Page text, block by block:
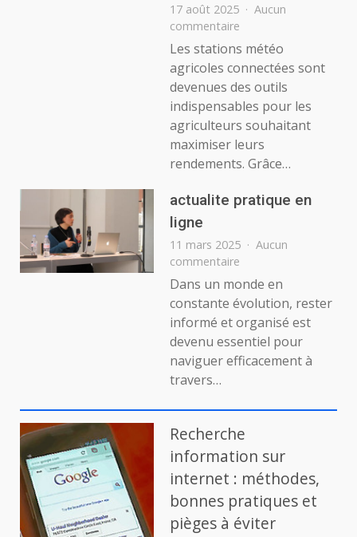
bien-
17 août 2025
Aucun
commentaire
Comment
une
station
météo
agricole
connectée
optimise
les
Les stations météo
agricoles connectées sont
devenues des outils
indispensables pour les
agriculteurs souhaitant
maximiser leurs
rendements. Grâce…
actualite pratique en
ligne
11 mars 2025
Aucun
commentaire
actualite
pratique
en
ligne
Dans un monde en
constante évolution, rester
informé et organisé est
devenu essentiel pour
naviguer efficacement à
travers…
Recherche
information sur
internet : méthodes,
bonnes pratiques et
pièges à éviter